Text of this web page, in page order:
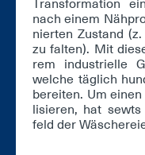
Trans­for­ma­ti­on
nach ei­nem
nier­ten Zu­stand
zu fal­ten). Mit
rem in­dus­tri­el­le
wel­che täg­lich
be­rei­ten. Um
li­sie­ren, hat
feld der